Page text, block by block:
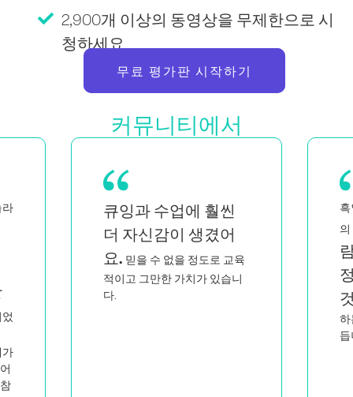
2,900개 이상의 동영상을 무제한으로 시
청하세요
무료 평가판 시작하기
커뮤니티에서
흑인이자 퀴어 여성인 쌍둥이
의 엄마로서 저와 닮은 사
람들이 지적이고 열
정적으로 가르치는
것을 보면